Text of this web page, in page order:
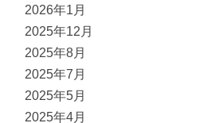
2026年1月
2025年12月
2025年8月
2025年7月
2025年5月
2025年4月